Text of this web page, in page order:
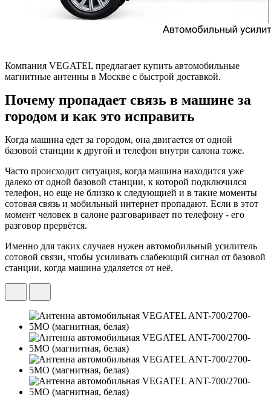
Компания VEGATEL предлагает купить автомобильные
магнитные антенны в Москве с быстрой доставкой.
Почему пропадает связь в машине за
городом и как это исправить
Когда машина едет за городом, она двигается от одной
базовой станции к другой и телефон внутри салона тоже.
Часто происходит ситуация, когда машина находится уже
далеко от одной базовой станции, к которой подключился
телефон, но еще не близко к следующией и в такие моменты
сотовая связь и мобильный интернет пропадают. Если в этот
момент человек в салоне разговаривает по телефону - его
разговор прервётся.
Именно для таких случаев нужен автомобильный усилитель
сотовой связи, чтобы усиливать слабеющий сигнал от базовой
станции, когда машина удаляется от неё.